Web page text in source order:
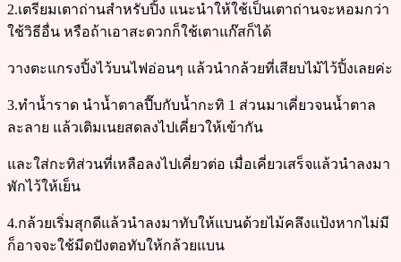
2.เตรียมเตาถ่านสำหรับปิ้ง แนะนำให้ใช้เป็นเตาถ่านจะหอมกว่า
ใช้วิธีอื่น หรือถ้าเอาสะดวกก็ใช้เตาแก๊สก็ได้
วางตะแกรงปิ้งไว้บนไฟอ่อนๆ แล้วนำกล้วยที่เสียบไม้ไว้ปิ้งเลยค่ะ
3.ทำน้ำราด นำน้ำตาลปี๊บกับน้ำกะทิ 1 ส่วนมาเคี่ยวจนน้ำตาล
ละลาย แล้วเติมเนยสดลงไปเคี่ยวให้เข้ากัน
และใส่กะทิส่วนที่เหลือลงไปเคี่ยวต่อ เมื่อเคี่ยวเสร็จแล้วนำลงมา
พักไว้ให้เย็น
4.กล้วยเริ่มสุกดีแล้วนำลงมาทับให้แบนด้วยไม้คลึงแป้งหากไม่มี
ก็อาจจะใช้มีดปังตอทับให้กล้วยแบน